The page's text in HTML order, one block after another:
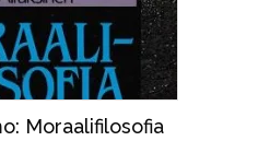
Moraalifilosofia